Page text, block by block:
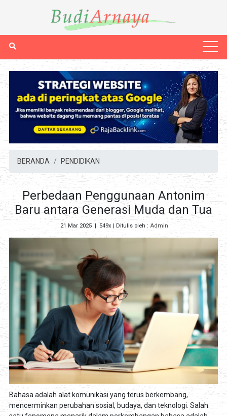
BERANDA PENDIDIKAN
Perbedaan Penggunaan Antonim
Baru antara Generasi Muda dan Tua
21 Mar 2025| 549x| Ditulis oleh : Admin
Bahasa adalah alat komunikasi yang terus berkembang,
mencerminkan perubahan sosial, budaya, dan teknologi. Salah